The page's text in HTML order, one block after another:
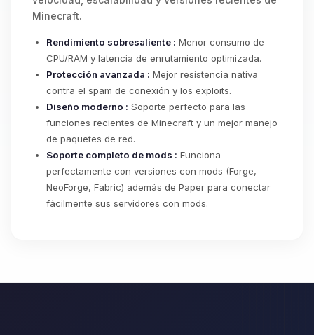
Minecraft.
Rendimiento sobresaliente : Menor consumo de
CPU/RAM y latencia de enrutamiento optimizada.
Protección avanzada : Mejor resistencia nativa
contra el spam de conexión y los exploits.
Diseño moderno : Soporte perfecto para las
funciones recientes de Minecraft y un mejor manejo
de paquetes de red.
Soporte completo de mods : Funciona
perfectamente con versiones con mods (Forge,
NeoForge, Fabric) además de Paper para conectar
fácilmente sus servidores con mods.